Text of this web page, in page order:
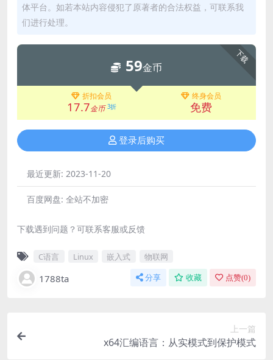
体平台。如若本站内容侵犯了原著者的合法权益，可联系我
们进行处理。
下载
59金币
折扣会员
17.7金币 3折
终身会员
免费
登录后购买
最近更新: 2023-11-20
百度网盘: 全站不加密
下载遇到问题？可联系客服或反馈
C语言 Linux 嵌入式 物联网
1788ta 分享 收藏 点赞(0)
上一篇
x64汇编语言：从实模式到保护模式